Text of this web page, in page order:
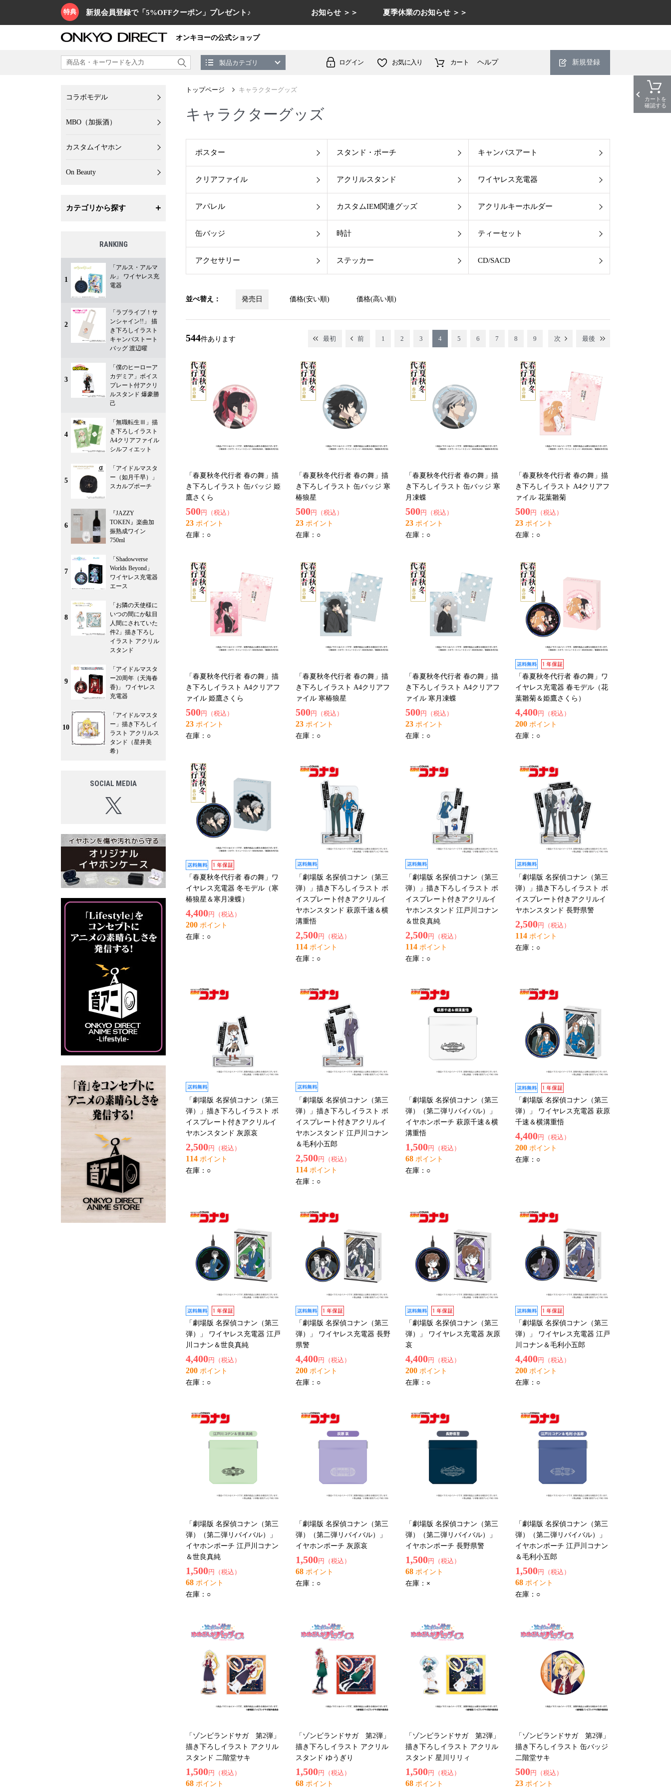
特典 新規会員登録で「5%OFFクーポン」プレゼント♪ お知らせ ＞＞ 夏季休業のお知らせ ＞＞
オンキヨーの公式ショップ
製品カテゴリ ログイン お気に入り カート ヘルプ 新規登録
トップページ キャラクターグッズ
キャラクターグッズ
ポスター スタンド・ポーチ キャンバスアート
クリアファイル アクリルスタンド ワイヤレス充電器
アパレル カスタムIEM関連グッズ アクリルキーホルダー
缶バッジ 時計 ティーセット
アクセサリー ステッカー CD/SACD
並べ替え： 発売日 価格(安い順) 価格(高い順)
544件あります 最初 前 1 2 3 4 5 6 7 8 9 次 最後
「春夏秋冬代行者 春の舞」描
き下ろしイラスト 缶バッジ 姫
鷹さくら
500円（税込）
23 ポイント
在庫： ○
「春夏秋冬代行者 春の舞」描
き下ろしイラスト 缶バッジ 寒
椿狼星
500円（税込）
23 ポイント
在庫： ○
「春夏秋冬代行者 春の舞」描
き下ろしイラスト 缶バッジ 寒
月凍蝶
500円（税込）
23 ポイント
在庫： ○
「春夏秋冬代行者 春の舞」描
き下ろしイラスト A4クリアフ
ァイル 花葉雛菊
500円（税込）
23 ポイント
在庫： ○
「春夏秋冬代行者 春の舞」描
き下ろしイラスト A4クリアフ
ァイル 姫鷹さくら
500円（税込）
23 ポイント
在庫： ○
「春夏秋冬代行者 春の舞」描
き下ろしイラスト A4クリアフ
ァイル 寒椿狼星
500円（税込）
23 ポイント
在庫： ○
「春夏秋冬代行者 春の舞」描
き下ろしイラスト A4クリアフ
ァイル 寒月凍蝶
500円（税込）
23 ポイント
在庫： ○
「春夏秋冬代行者 春の舞」ワ
イヤレス充電器 春モデル（花
葉雛菊＆姫鷹さくら）
4,400円（税込）
200 ポイント
在庫： ○
「春夏秋冬代行者 春の舞」ワ
イヤレス充電器 冬モデル（寒
椿狼星＆寒月凍蝶）
4,400円（税込）
200 ポイント
在庫： ○
「劇場版 名探偵コナン（第三
弾）」描き下ろしイラスト ボ
イスプレート付きアクリルイ
ヤホンスタンド 萩原千速＆横
溝重悟
2,500円（税込）
114 ポイント
在庫： ○
「劇場版 名探偵コナン（第三
弾）」描き下ろしイラスト ボ
イスプレート付きアクリルイ
ヤホンスタンド 江戸川コナン
＆世良真純
2,500円（税込）
114 ポイント
在庫： ○
「劇場版 名探偵コナン（第三
弾）」描き下ろしイラスト ボ
イスプレート付きアクリルイ
ヤホンスタンド 長野県警
2,500円（税込）
114 ポイント
在庫： ○
「劇場版 名探偵コナン（第三
弾）」描き下ろしイラスト ボ
イスプレート付きアクリルイ
ヤホンスタンド 灰原哀
2,500円（税込）
114 ポイント
在庫： ○
「劇場版 名探偵コナン（第三
弾）」描き下ろしイラスト ボ
イスプレート付きアクリルイ
ヤホンスタンド 江戸川コナン
＆毛利小五郎
2,500円（税込）
114 ポイント
在庫： ○
「劇場版 名探偵コナン（第三
弾）（第二弾リバイバル）」
イヤホンポーチ 萩原千速＆横
溝重悟
1,500円（税込）
68 ポイント
在庫： ○
「劇場版 名探偵コナン（第三
弾）」 ワイヤレス充電器 萩原
千速＆横溝重悟
4,400円（税込）
200 ポイント
在庫： ○
「劇場版 名探偵コナン（第三
弾）」 ワイヤレス充電器 江戸
川コナン＆世良真純
4,400円（税込）
200 ポイント
在庫： ○
「劇場版 名探偵コナン（第三
弾）」 ワイヤレス充電器 長野
県警
4,400円（税込）
200 ポイント
在庫： ○
「劇場版 名探偵コナン（第三
弾）」 ワイヤレス充電器 灰原
哀
4,400円（税込）
200 ポイント
在庫： ○
「劇場版 名探偵コナン（第三
弾）」 ワイヤレス充電器 江戸
川コナン＆毛利小五郎
4,400円（税込）
200 ポイント
在庫： ○
「劇場版 名探偵コナン（第三
弾）（第二弾リバイバル）」
イヤホンポーチ 江戸川コナン
＆世良真純
1,500円（税込）
68 ポイント
在庫： ○
「劇場版 名探偵コナン（第三
弾）（第二弾リバイバル）」
イヤホンポーチ 灰原哀
1,500円（税込）
68 ポイント
在庫： ○
「劇場版 名探偵コナン（第三
弾）（第二弾リバイバル）」
イヤホンポーチ 長野県警
1,500円（税込）
68 ポイント
在庫： ×
「劇場版 名探偵コナン（第三
弾）（第二弾リバイバル）」
イヤホンポーチ 江戸川コナン
＆毛利小五郎
1,500円（税込）
68 ポイント
在庫： ○
「ゾンビランドサガ 第2弾」
描き下ろしイラスト アクリル
スタンド 二階堂サキ
1,500円（税込）
68 ポイント
「ゾンビランドサガ 第2弾」
描き下ろしイラスト アクリル
スタンド ゆうぎり
1,500円（税込）
68 ポイント
「ゾンビランドサガ 第2弾」
描き下ろしイラスト アクリル
スタンド 星川リリィ
1,500円（税込）
68 ポイント
「ゾンビランドサガ 第2弾」
描き下ろしイラスト 缶バッジ
二階堂サキ
500円（税込）
23 ポイント
コラボモデル
MBO（加振酒）
カスタムイヤホン
On Beauty
カテゴリから探す
RANKING
1
「アルス・アルマ
ル」 ワイヤレス充
電器
2
「ラブライブ！サ
ンシャイン!!」 描
き下ろしイラスト
キャンバストート
バッグ 渡辺曜
3
「僕のヒーローア
カデミア」ボイス
プレート付アクリ
ルスタンド 爆豪勝
己
4
「無職転生Ⅲ」描
き下ろしイラスト
A4クリアファイル
シルフィエット
5
「アイドルマスタ
ー（如月千早）」
スカルプポーチ
6
『JAZZY
TOKEN』楽曲加
振熟成ワイン
750ml
7
「Shadowverse
Worlds Beyond」
ワイヤレス充電器
エース
8
「お隣の天使様に
いつの間にか駄目
人間にされていた
件2」描き下ろし
イラスト アクリル
スタンド
9
「アイドルマスタ
ー20周年（天海春
香)」 ワイヤレス
充電器
10
「アイドルマスタ
ー」描き下ろしイ
ラスト アクリルス
タンド（星井美
希）
SOCIAL MEDIA
カートを
確認する